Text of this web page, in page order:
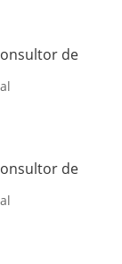
de
de